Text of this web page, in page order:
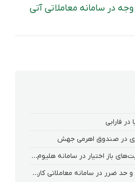
در سامانه معاملاتی آتی
فارابی
در صندوق اهرمی جهش
نحوه‌ مشاهده‌ موقعیت‌های باز اختیار در سامانه هلیوم و نکست
نحوه تعیین حد سود و حد ضرر در سامانه معاملاتی کارگزاری فارابی